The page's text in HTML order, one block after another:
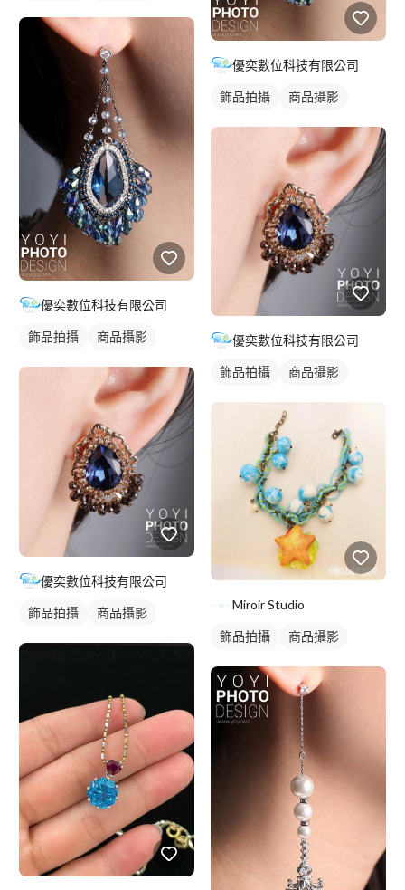
優奕數位科技有限公司
飾品拍攝 商品攝影
優奕數位科技有限公司
飾品拍攝 商品攝影
優奕數位科技有限公司
飾品拍攝 商品攝影
優奕數位科技有限公司
飾品拍攝 商品攝影
Miroir Studio
飾品拍攝 商品攝影